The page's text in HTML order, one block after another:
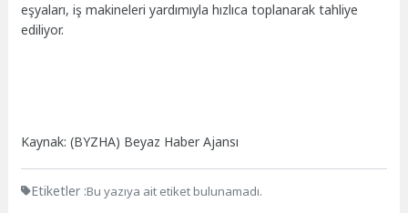
eşyaları, iş makineleri yardımıyla hızlıca toplanarak tahliye
ediliyor.
Kaynak: (BYZHA) Beyaz Haber Ajansı
Etiketler :Bu yazıya ait etiket bulunamadı.